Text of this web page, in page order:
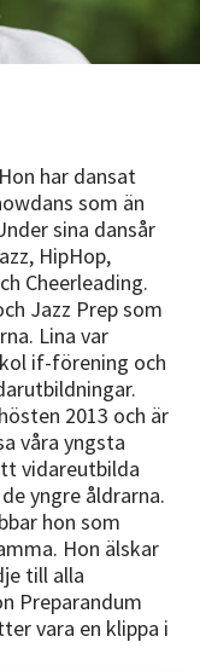
har dansat
som än
sina dansår
HipHop,
Cheerleading.
Jazz Prep som
Lina var
if-förening och
2013 och är
våra yngsta
vidareutbilda
yngre åldrarna.
hon som
Hon älskar
till alla
Preparandum
vara en klippa i